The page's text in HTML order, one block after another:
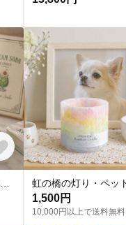
1,500円
10,000円以上で送料無料